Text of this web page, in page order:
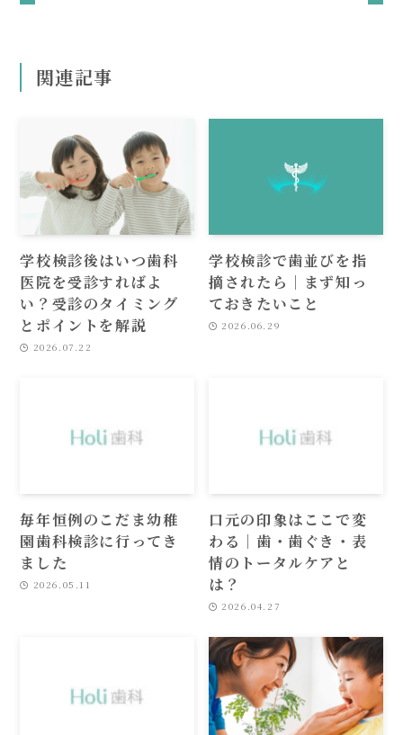
関連記事
学校検診後はいつ歯科
医院を受診すればよ
い？受診のタイミング
とポイントを解説
2026.07.22
学校検診で歯並びを指
摘されたら｜まず知っ
ておきたいこと
2026.06.29
毎年恒例のこだま幼稚
園歯科検診に行ってき
ました
2026.05.11
口元の印象はここで変
わる｜歯・歯ぐき・表
情のトータルケアと
は？
2026.04.27